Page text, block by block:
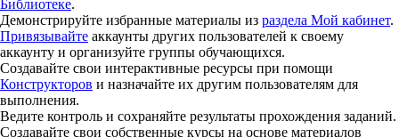
Библиотеке.
Демонстрируйте избранные материалы из раздела Мой кабинет.
Привязывайте аккаунты других пользователей к своему
аккаунту и организуйте группы обучающихся.
Создавайте свои интерактивные ресурсы при помощи
Конструкторов и назначайте их другим пользователям для
выполнения.
Ведите контроль и сохраняйте результаты прохождения заданий.
Создавайте свои собственные курсы на основе материалов